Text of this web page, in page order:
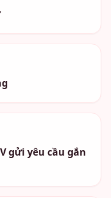
gửi yêu cầu gắn